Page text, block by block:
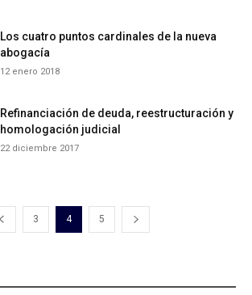
Los cuatro puntos cardinales de la nueva
abogacía
12 enero 2018
Refinanciación de deuda, reestructuración y
homologación judicial
22 diciembre 2017
3 4 5